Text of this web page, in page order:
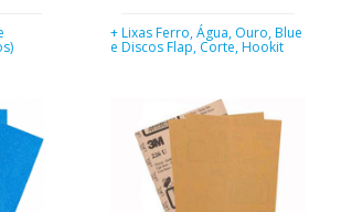
+ Lixas Ferro, Água, Ouro, Blue
e Discos Flap, Corte, Hookit